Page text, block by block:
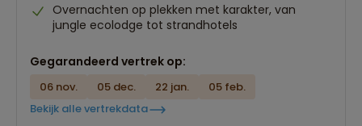
Overnachten op plekken met karakter, van
jungle ecolodge tot strandhotels
Gegarandeerd vertrek op:
06 nov. 05 dec. 22 jan.
05 feb.
Bekijk alle vertrekdata